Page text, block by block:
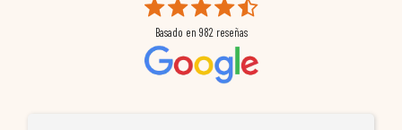
Basado en 982 reseñas